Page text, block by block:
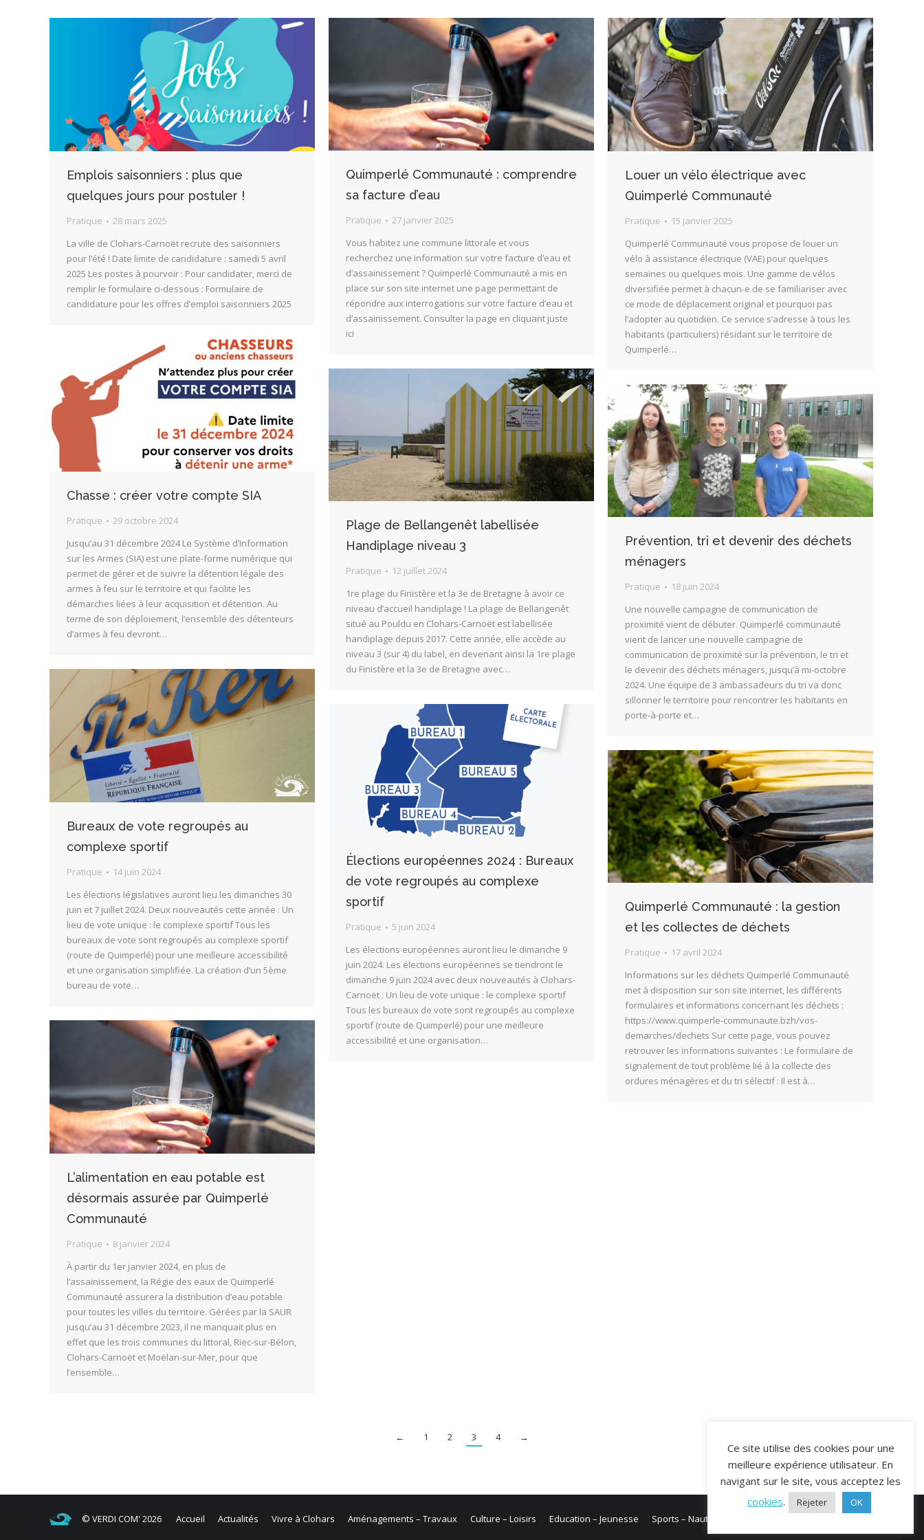
Emplois saisonniers : plus que
quelques jours pour postuler !
Pratique
28 mars 2025
La ville de Clohars-Carnoët recrute des saisonniers
pour l’été ! Date limite de candidature : samedi 5 avril
2025 Les postes à pourvoir : Pour candidater, merci de
remplir le formulaire ci-dessous : Formulaire de
candidature pour les offres d’emploi saisonniers 2025
Quimperlé Communauté : comprendre
sa facture d’eau
Pratique
27 janvier 2025
Vous habitez une commune littorale et vous
recherchez une information sur votre facture d’eau et
d’assainissement ? Quimperlé Communauté a mis en
place sur son site internet une page permettant de
répondre aux interrogations sur votre facture d’eau et
d’assainissement. Consulter la page en cliquant juste
ici
Louer un vélo électrique avec
Quimperlé Communauté
Pratique
15 janvier 2025
Quimperlé Communauté vous propose de louer un
vélo à assistance électrique (VAE) pour quelques
semaines ou quelques mois. Une gamme de vélos
diversifiée permet à chacun∙e de se familiariser avec
ce mode de déplacement original et pourquoi pas
l’adopter au quotidien. Ce service s’adresse à tous les
habitants (particuliers) résidant sur le territoire de
Quimperlé…
Chasse : créer votre compte SIA
Pratique
29 octobre 2024
Jusqu’au 31 décembre 2024 Le Système d’Information
sur les Armes (SIA) est une plate-forme numérique qui
permet de gérer et de suivre la détention légale des
armes à feu sur le territoire et qui facilite les
démarches liées à leur acquisition et détention. Au
terme de son déploiement, l’ensemble des détenteurs
d’armes à feu devront…
Plage de Bellangenêt labellisée
Handiplage niveau 3
Pratique
12 juillet 2024
1re plage du Finistère et la 3e de Bretagne à avoir ce
niveau d’accueil handiplage ! La plage de Bellangenêt
situé au Pouldu en Clohars-Carnoët est labellisée
handiplage depuis 2017. Cette année, elle accède au
niveau 3 (sur 4) du label, en devenant ainsi la 1re plage
du Finistère et la 3e de Bretagne avec…
Prévention, tri et devenir des déchets
ménagers
Pratique
18 juin 2024
Une nouvelle campagne de communication de
proximité vient de débuter. Quimperlé communauté
vient de lancer une nouvelle campagne de
communication de proximité sur la prévention, le tri et
le devenir des déchets ménagers, jusqu’à mi-octobre
2024. Une équipe de 3 ambassadeurs du tri va donc
sillonner le territoire pour rencontrer les habitants en
porte-à-porte et…
Bureaux de vote regroupés au
complexe sportif
Pratique
14 juin 2024
Les élections législatives auront lieu les dimanches 30
juin et 7 juillet 2024. Deux nouveautés cette année : Un
lieu de vote unique : le complexe sportif Tous les
bureaux de vote sont regroupés au complexe sportif
(route de Quimperlé) pour une meilleure accessibilité
et une organisation simplifiée. La création d’un 5ème
bureau de vote…
Élections européennes 2024 : Bureaux
de vote regroupés au complexe
sportif
Pratique
5 juin 2024
Les élections européennes auront lieu le dimanche 9
juin 2024. Les élections européennes se tiendront le
dimanche 9 juin 2024 avec deux nouveautés à Clohars-
Carnoët : Un lieu de vote unique : le complexe sportif
Tous les bureaux de vote sont regroupés au complexe
sportif (route de Quimperlé) pour une meilleure
accessibilité et une organisation…
Quimperlé Communauté : la gestion
et les collectes de déchets
Pratique
17 avril 2024
Informations sur les déchets Quimperlé Communauté
met à disposition sur son site internet, les différents
formulaires et informations concernant les déchets :
https://www.quimperle-communaute.bzh/vos-
demarches/dechets Sur cette page, vous pouvez
retrouver les informations suivantes : Le formulaire de
signalement de tout problème lié à la collecte des
ordures ménagères et du tri sélectif : Il est à…
L’alimentation en eau potable est
désormais assurée par Quimperlé
Communauté
Pratique
8 janvier 2024
À partir du 1er janvier 2024, en plus de
l’assainissement, la Régie des eaux de Quimperlé
Communauté assurera la distribution d’eau potable
pour toutes les villes du territoire. Gérées par la SAUR
jusqu’au 31 décembre 2023, il ne manquait plus en
effet que les trois communes du littoral, Riec-sur-Bélon,
Clohars-Carnoët et Moëlan-sur-Mer, pour que
l’ensemble…
← 1 2 3 4 →
© VERDI COM' 2026 Accueil Actualités Vivre à Clohars Aménagements – Travaux Culture – Loisirs Education – Jeunesse Sports – Nautisme
Ce site utilise des cookies pour une
meilleure expérience utilisateur. En
navigant sur le site, vous acceptez les
cookies. Rejeter OK